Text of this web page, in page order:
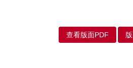
查看版面PDF